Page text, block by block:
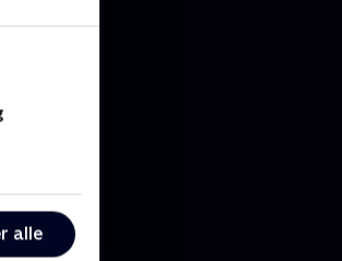
alle